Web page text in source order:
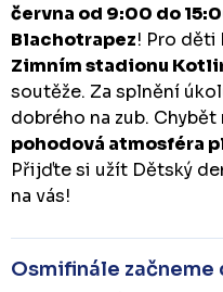
června od 9:00 do
Blachotrapez! Pro děti
Zimním stadionu
soutěže. Za splnění
dobrého na zub. Chybět
pohodová atmosféra
Přijďte si užít Dětský
na vás!
Osmifinále začneme